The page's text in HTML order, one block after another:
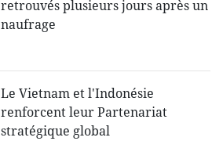
retrouvés plusieurs jours après un
naufrage
Le Vietnam et l'Indonésie
renforcent leur Partenariat
stratégique global